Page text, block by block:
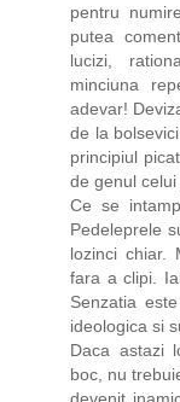
pentru
putea
lucizi,
minciuna
adevar!
de la
principiul
de genul celui
Ce se
Pedeleprele
lozinci chiar.
fara a clipi.
Senzatia
ideologica si
Daca astazi
boc, nu
devenit